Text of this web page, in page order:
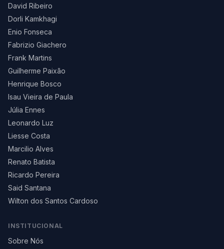
David Ribeiro
Dorli Kamkhagi
Enio Fonseca
Fabrizio Giachero
Frank Martins
Guilherme Paixão
Henrique Bosco
Isau Vieira de Paula
Júlia Ennes
Leonardo Luz
Liesse Costa
Marcilio Alves
Renato Batista
Ricardo Pereira
Said Santana
Wilton dos Santos Cardoso
INSTITUCIONAL
Sobre Nós